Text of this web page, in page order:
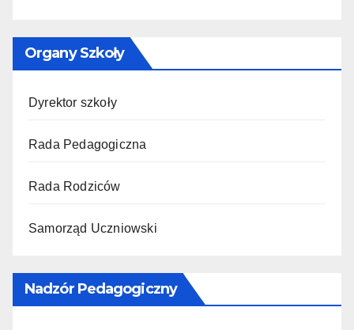
Organy Szkoły
Dyrektor szkoły
Rada Pedagogiczna
Rada Rodziców
Samorząd Uczniowski
Nadzór Pedagogiczny